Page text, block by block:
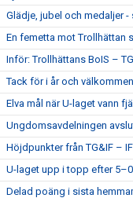
Glädje, jubel och medaljer
En femetta mot Trollhättan
Inför: Trollhättans BoIS –
Tack för i år och
Elva mål när U-laget vann
Ungdomsavdelningen
Höjdpunkter från TG&IF –
U-laget upp i topp efter
Delad poäng i sista